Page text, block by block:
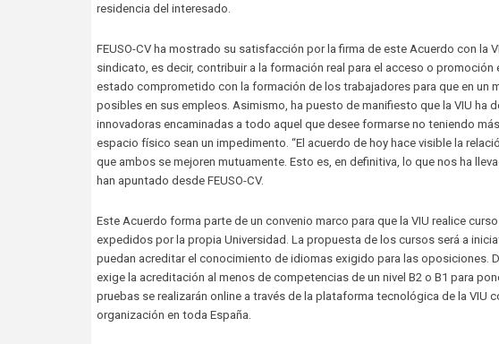
residencia del interesado.
FEUSO-CV ha mostrado su satisfacción por la firma de este Acuerdo con la
sindicato, es decir, contribuir a la formación real para el acceso o promoción
estado comprometido con la formación de los trabajadores para que en
posibles en sus empleos. Asimismo, ha puesto de manifiesto que la VIU
innovadoras encaminadas a todo aquel que desee formarse no teniendo
espacio físico sean un impedimento. “El acuerdo de hoy hace visible la
que ambos se mejoren mutuamente. Esto es, en definitiva, lo que nos ha
han apuntado desde FEUSO-CV.
Este Acuerdo forma parte de un convenio marco para que la VIU realice
expedidos por la propia Universidad. La propuesta de los cursos será a
puedan acreditar el conocimiento de idiomas exigido para las oposiciones.
exige la acreditación al menos de competencias de un nivel B2 o B1 para
pruebas se realizarán online a través de la plataforma tecnológica de la VIU
organización en toda España.